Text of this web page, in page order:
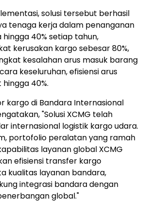
solusi tersebut berhasil
tenaga kerja dalam penanganan
40% setiap tahun,
kerusakan kargo sebesar 80%,
kesalahan arus masuk barang
keseluruhan, efisiensi arus
40%.
kargo di Bandara Internasional
"Solusi XCMG telah
internasional logistik kargo udara.
portofolio peralatan yang ramah
layanan global XCMG
efisiensi transfer kargo
kualitas layanan bandara,
integrasi bandara dengan
global."